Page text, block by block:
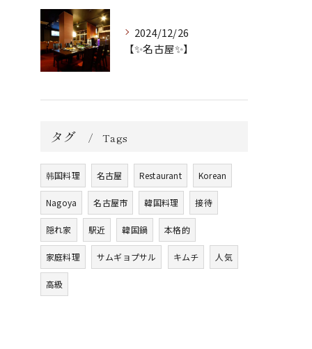
2024/12/26
【✨名古屋✨】
タグ Tags
韩国料理 名古屋 Restaurant Korean
Nagoya 名古屋市 韓国料理 接待
隠れ家 駅近 韓国鍋 本格的
家庭料理 サムギョプサル キムチ 人気
高級